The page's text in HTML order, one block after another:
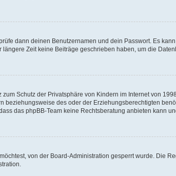
dann deinen Benutzernamen und dein Passwort. Es
Zeit keine Beiträge geschrieben haben, um die
Schutz der Privatsphäre von Kindern im Internet von
des oder der Erziehungsberechtigten
das phpBB-Team keine Rechtsberatung anbieten kann
von der Board-Administration gesperrt wurde. Die